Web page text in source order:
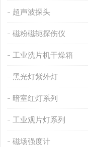
超声波探头
磁粉磁轭探伤仪
工业洗片机干燥箱
黑光灯紫外灯
暗室红灯系列
工业观片灯系列
磁场强度计